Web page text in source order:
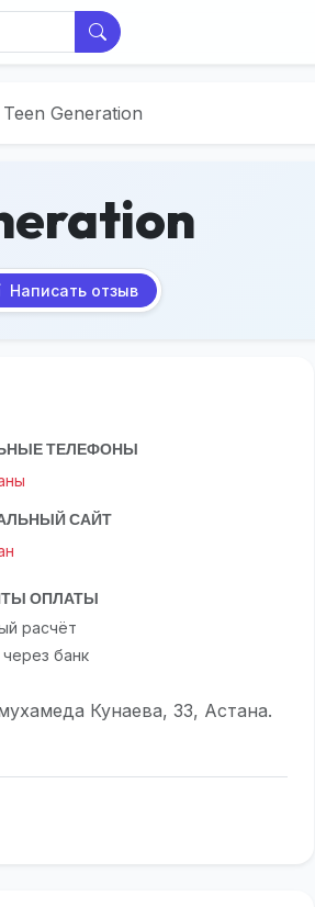
Generation
Написать отзыв
ТЕЛЕФОНЫ
САЙТ
ОПЛАТЫ
расчёт
банк
Кунаева, 33, Астана.